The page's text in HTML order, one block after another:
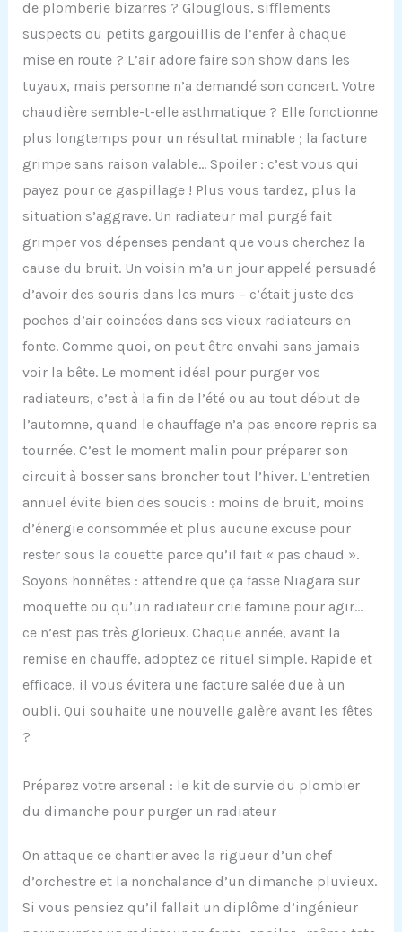
de plomberie bizarres ? Glouglous, sifflements
suspects ou petits gargouillis de l’enfer à chaque
mise en route ? L’air adore faire son show dans les
tuyaux, mais personne n’a demandé son concert. Votre
chaudière semble-t-elle asthmatique ? Elle fonctionne
plus longtemps pour un résultat minable ; la facture
grimpe sans raison valable… Spoiler : c’est vous qui
payez pour ce gaspillage ! Plus vous tardez, plus la
situation s’aggrave. Un radiateur mal purgé fait
grimper vos dépenses pendant que vous cherchez la
cause du bruit. Un voisin m’a un jour appelé persuadé
d’avoir des souris dans les murs – c’était juste des
poches d’air coincées dans ses vieux radiateurs en
fonte. Comme quoi, on peut être envahi sans jamais
voir la bête. Le moment idéal pour purger vos
radiateurs, c’est à la fin de l’été ou au tout début de
l’automne, quand le chauffage n’a pas encore repris sa
tournée. C’est le moment malin pour préparer son
circuit à bosser sans broncher tout l’hiver. L’entretien
annuel évite bien des soucis : moins de bruit, moins
d’énergie consommée et plus aucune excuse pour
rester sous la couette parce qu’il fait « pas chaud ».
Soyons honnêtes : attendre que ça fasse Niagara sur
moquette ou qu’un radiateur crie famine pour agir…
ce n’est pas très glorieux. Chaque année, avant la
remise en chauffe, adoptez ce rituel simple. Rapide et
efficace, il vous évitera une facture salée due à un
oubli. Qui souhaite une nouvelle galère avant les fêtes
?
Préparez votre arsenal : le kit de survie du plombier
du dimanche pour purger un radiateur
On attaque ce chantier avec la rigueur d’un chef
d’orchestre et la nonchalance d’un dimanche pluvieux.
Si vous pensiez qu’il fallait un diplôme d’ingénieur